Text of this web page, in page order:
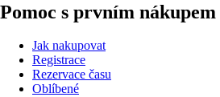
Pomoc s prvním nákupem
Jak nakupovat
Registrace
Rezervace času
Oblíbené